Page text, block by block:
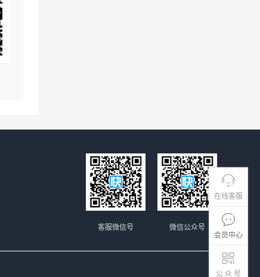
在线客服
会员中心
公 众 号
微信公众号
客服微信号